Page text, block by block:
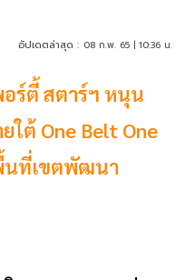
อัปเดตล่าสุด : 08 ก.พ. 65 | 10:36 น.
ร์ตี้ สตาร์ฯ หนุน
ใต้ One Belt One
นที่เขตพัฒนา